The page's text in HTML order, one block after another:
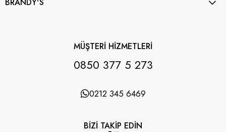
MÜŞTERİ HİZMETLERİ
0850 377 5 273
0212 345 6469
BİZİ TAKİP EDİN